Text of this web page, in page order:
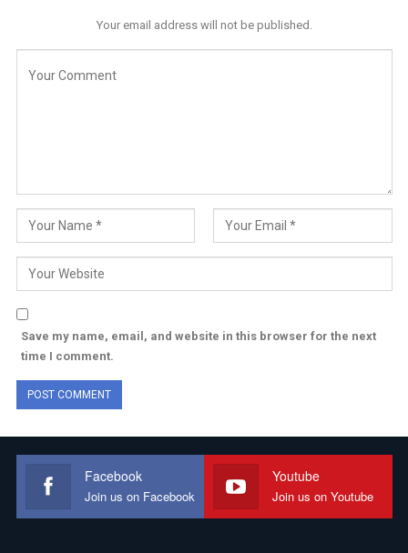
Your email address will not be published.
Save my name, email, and website in this browser for the next
time I comment.
Facebook
Join us on Facebook
Youtube
Join us on Youtube